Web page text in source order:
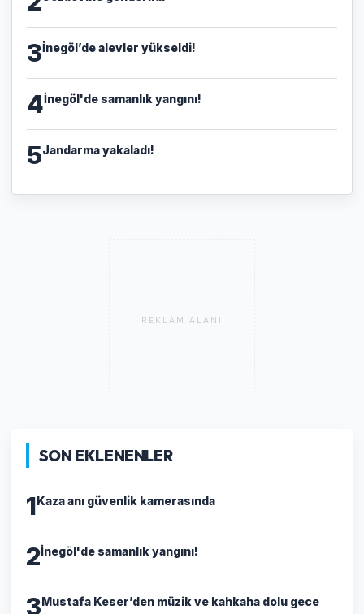
3İnegöl’de alevler yükseldi!
4İnegöl'de samanlık yangını!
5Jandarma yakaladı!
REKLAM ALANI
SON EKLENENLER
1Kaza anı güvenlik kamerasında
2İnegöl'de samanlık yangını!
3Mustafa Keser’den müzik ve kahkaha dolu gece